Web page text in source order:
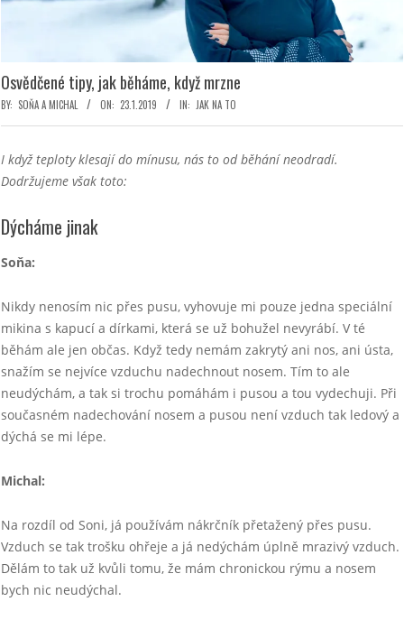
Osvědčené tipy, jak běháme, když mrzne
BY: SOŇA A MICHAL ON: 23.1.2019 IN: JAK NA TO
I když teploty klesají do mínusu, nás to od běhání neodradí.
Dodržujeme však toto:
Dýcháme jinak
Soňa:
Nikdy nenosím nic přes pusu, vyhovuje mi pouze jedna speciální
mikina s kapucí a dírkami, která se už bohužel nevyrábí. V té
běhám ale jen občas. Když tedy nemám zakrytý ani nos, ani ústa,
snažím se nejvíce vzduchu nadechnout nosem. Tím to ale
neudýchám, a tak si trochu pomáhám i pusou a tou vydechuji. Při
současném nadechování nosem a pusou není vzduch tak ledový a
dýchá se mi lépe.
Michal:
Na rozdíl od Soni, já používám nákrčník přetažený přes pusu.
Vzduch se tak trošku ohřeje a já nedýchám úplně mrazivý vzduch.
Dělám to tak už kvůli tomu, že mám chronickou rýmu a nosem
bych nic neudýchal.